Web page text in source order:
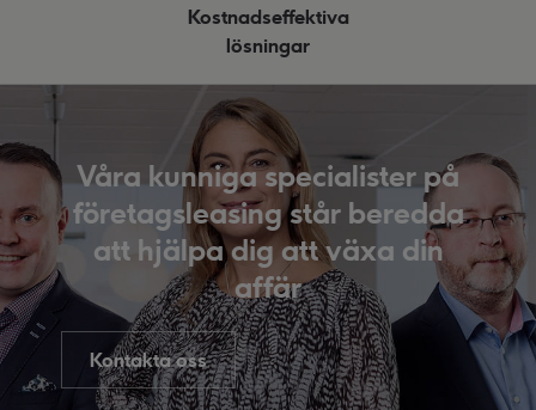
Kostnadseffektiva
lösningar
Våra kunniga specialister på
företagsleasing står beredda
att hjälpa dig att växa din
affär
Kontakta oss